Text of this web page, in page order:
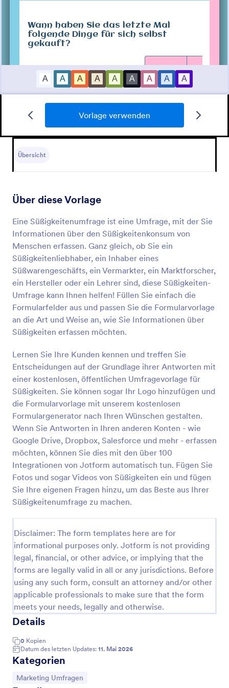
Vorlage verwenden
Übersicht
Über diese Vorlage
Eine Süßigkeitenumfrage ist eine Umfrage, mit der Sie
Informationen über den Süßigkeitenkonsum von
Menschen erfassen. Ganz gleich, ob Sie ein
Süßigkeitenliebhaber, ein Inhaber eines
Süßwarengeschäfts, ein Vermarkter, ein Marktforscher,
ein Hersteller oder ein Lehrer sind, diese Süßigkeiten-
Umfrage kann Ihnen helfen! Füllen Sie einfach die
Formularfelder aus und passen Sie die Formularvorlage
an die Art und Weise an, wie Sie Informationen über
Süßigkeiten erfassen möchten.
Lernen Sie Ihre Kunden kennen und treffen Sie
Entscheidungen auf der Grundlage ihrer Antworten mit
einer kostenlosen, öffentlichen Umfragevorlage für
Süßigkeiten. Sie können sogar Ihr Logo hinzufügen und
die Formularvorlage mit unserem kostenlosen
Formulargenerator nach Ihren Wünschen gestalten.
Wenn Sie Antworten in Ihren anderen Konten - wie
Google Drive, Dropbox, Salesforce und mehr - erfassen
möchten, können Sie dies mit den über 100
Integrationen von Jotform automatisch tun. Fügen Sie
Fotos und sogar Videos von Süßigkeiten ein und fügen
Sie Ihre eigenen Fragen hinzu, um das Beste aus Ihrer
Süßigkeitenumfrage zu machen.
Disclaimer: The form templates here are for
informational purposes only. Jotform is not providing
legal, financial, or other advice, or implying that the
forms are legally valid in all or any jurisdictions. Before
using any such form, consult an attorney and/or other
applicable professionals to make sure that the form
meets your needs, legally and otherwise.
Details
0 Kopien
Datum des letzten Updates: 11. Mai 2026
Kategorien
Zur Kategorie:
Marketing Umfragen
Umfrage Soziale Medien Vorlage
Vorschau
Fragebogen Einkaufsverhalten
Fragebogen Einkaufsverhalten hilft Ihnen, das
Kaufverhalten Ihrer Nutzer besser zu verstehen.
Go to Category:
Marketing Umfragen
Vorlage verwenden
Vorschau